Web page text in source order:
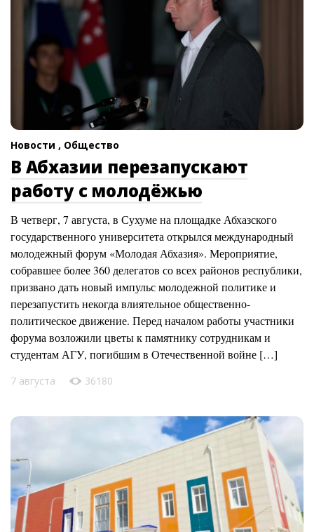
Новости , Общество
В Абхазии перезапускают
работу с молодёжью
В четверг, 7 августа, в Сухуме на площадке Абхазского
государственного университета открылся международный
молодежный форум «Молодая Абхазия». Мероприятие,
собравшее более 360 делегатов со всех районов республики,
призвано дать новый импульс молодежной политике и
перезапустить некогда влиятельное общественно-
политическое движение. Перед началом работы участники
форума возложили цветы к памятнику сотрудникам и
студентам АГУ, погибшим в Отечественной войне […]
7 августа 36180